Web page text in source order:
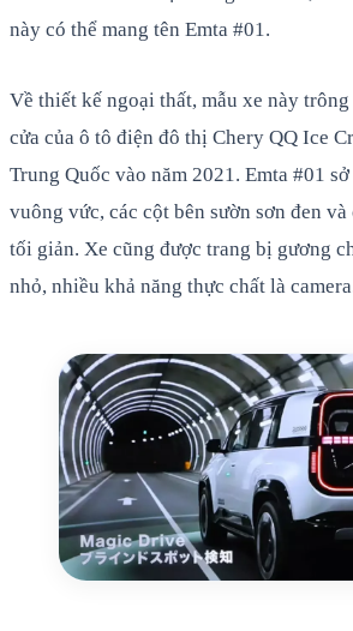
này có thể mang tên Emta #01.
Về thiết kế ngoại thất, mẫu xe này
cửa của ô tô điện đô thị Chery QQ Ice
Trung Quốc vào năm 2021. Emta #01
vuông vức, các cột bên sườn sơn đen
tối giản. Xe cũng được trang bị gương
nhỏ, nhiều khả năng thực chất là